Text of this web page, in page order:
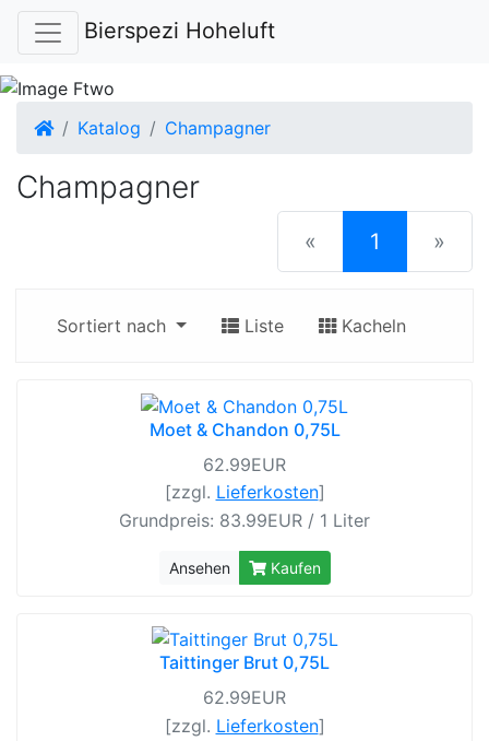
Bierspezi Hoheluft
Startseite
Katalog Champagner
Champagner
« 1 (current)
»
Sortiert nach Liste Kacheln
Moet & Chandon 0,75L
62.99EUR
[zzgl. Lieferkosten]
Grundpreis: 83.99EUR / 1 Liter
Ansehen Kaufen
Taittinger Brut 0,75L
62.99EUR
[zzgl. Lieferkosten]